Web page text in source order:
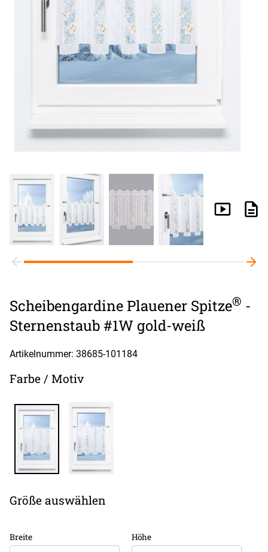
Scheibengardine Plauener Spitze® -
Sternenstaub #1W gold-weiß
Artikelnummer: 38685-101184
Farbe / Motiv
Größe auswählen
Breite Höhe